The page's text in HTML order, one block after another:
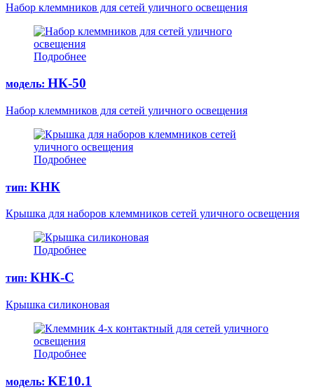
Набор клеммников для сетей уличного освещения
Подробнее
модель: НК-50
Набор клеммников для сетей уличного освещения
Подробнее
тип: КНК
Крышка для наборов клеммников сетей уличного освещения
Подробнее
тип: КНК-С
Крышка силиконовая
Подробнее
модель: KE10.1